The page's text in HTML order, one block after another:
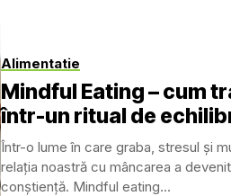
Alimentatie
Mindful Eating – cum
într-un ritual de
Într-o lume în care graba, stresul și
relația noastră cu mâncarea a
conștiență. Mindful eating...